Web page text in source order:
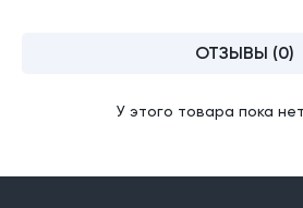
ОТЗЫВЫ (0)
У этого товара пока